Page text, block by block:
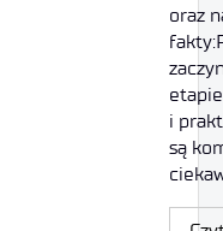
oraz
i
są